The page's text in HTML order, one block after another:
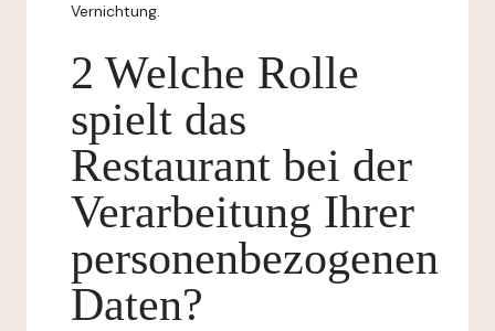
Vernichtung.
2 Welche Rolle
spielt das
Restaurant bei der
Verarbeitung Ihrer
personenbezogenen
Daten?